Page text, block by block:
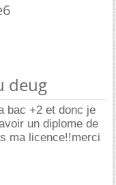
deug
bac +2 et donc je
un diplome de
ma licence!!merci